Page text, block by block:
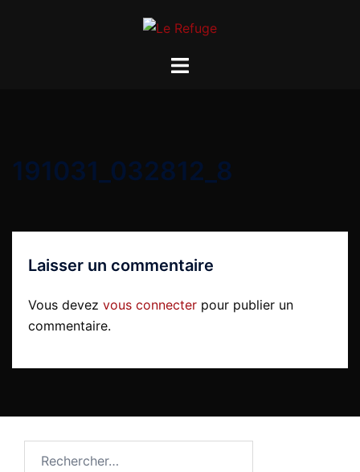
Ouvrir/fermer
191031_032812_8
Laisser un commentaire
Vous devez vous connecter pour publier un
commentaire.